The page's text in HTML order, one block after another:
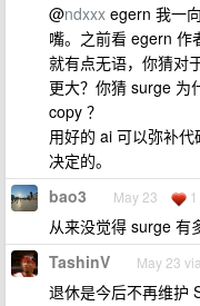
@ndxxx egern 我一
嘴。之前看 egern 作
就有点无语，你猜对
更大？你猜 surge 为
copy ？
用好的 ai 可以弥补
决定的。
bao3 May 23 1
从来没觉得 surge 有
TashinV May 23
退休是今后不再维护